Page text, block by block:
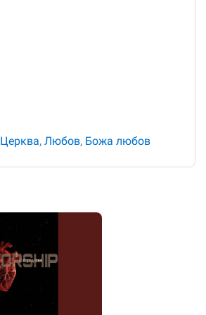
Церква, Любов, Божа любов